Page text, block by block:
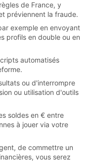
de France, y
préviennent la fraude.
exemple en envoyant
profils en double ou en
automatisés
ou d'interrompre
ou utilisation d'outils
soldes en € entre
à jouer via votre
de commettre un
vous serez